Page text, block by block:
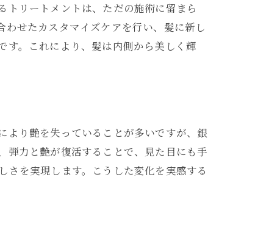
トリートメントは、ただの施術に留まら
せたカスタマイズケアを行い、髪に新し
す。これにより、髪は内側から美しく輝
より艶を失っていることが多いですが、銀
弾力と艶が復活することで、見た目にも手
を実現します。こうした変化を実感する